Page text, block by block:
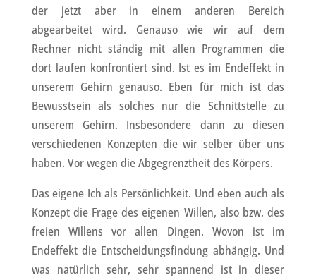
der jetzt aber in einem anderen Bereich
abgearbeitet wird. Genauso wie wir auf dem
Rechner nicht ständig mit allen Programmen die
dort laufen konfrontiert sind. Ist es im Endeffekt in
unserem Gehirn genauso. Eben für mich ist das
Bewusstsein als solches nur die Schnittstelle zu
unserem Gehirn. Insbesondere dann zu diesen
verschiedenen Konzepten die wir selber über uns
haben. Vor wegen die Abgegrenztheit des Körpers.
Das eigene Ich als Persönlichkeit. Und eben auch als
Konzept die Frage des eigenen Willen, also bzw. des
freien Willens vor allen Dingen. Wovon ist im
Endeffekt die Entscheidungsfindung abhängig. Und
was natürlich sehr, sehr spannend ist in dieser